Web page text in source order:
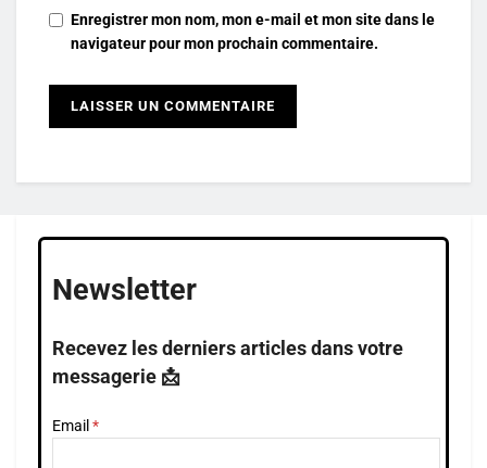
Enregistrer mon nom, mon e-mail et mon site dans le
navigateur pour mon prochain commentaire.
Newsletter
Recevez les derniers articles dans votre
messagerie 📩
Email